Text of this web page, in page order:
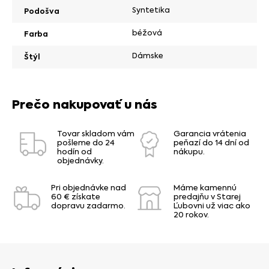
Podošva Syntetika
Farba béžová
Štýl Dámske
Prečo nakupovať u nás
Tovar skladom vám
pošleme do 24
hodín od
objednávky.
Garancia vrátenia
peňazí do 14 dní od
nákupu.
Pri objednávke nad
60 € získate
dopravu zadarmo.
Máme kamennú
predajňu v Starej
Ľubovni už viac ako
20 rokov.